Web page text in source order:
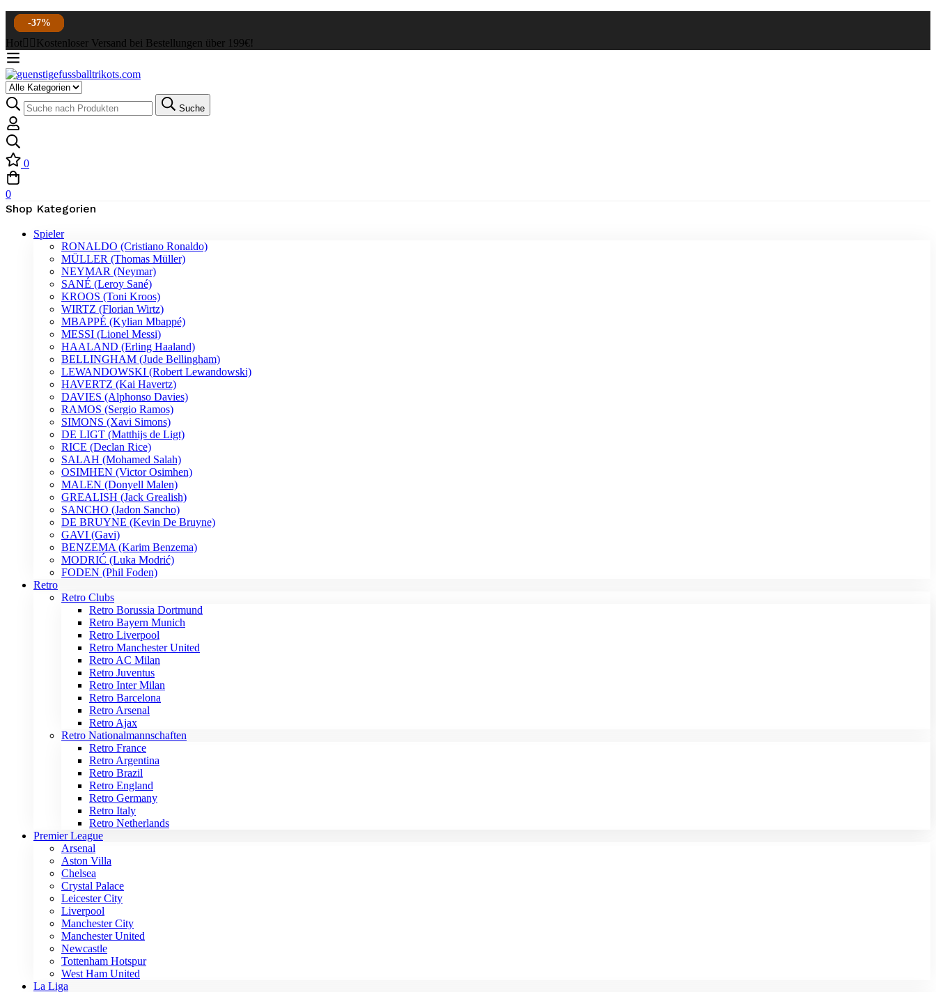
Hot ✌🏼Kostenloser Versand bei Bestellungen über 199€!
Suche
0
0
Shop Kategorien
Spieler
RONALDO (Cristiano Ronaldo)
MÜLLER (Thomas Müller)
NEYMAR (Neymar)
SANÉ (Leroy Sané)
KROOS (Toni Kroos)
WIRTZ (Florian Wirtz)
MBAPPÉ (Kylian Mbappé)
MESSI (Lionel Messi)
HAALAND (Erling Haaland)
BELLINGHAM (Jude Bellingham)
LEWANDOWSKI (Robert Lewandowski)
HAVERTZ (Kai Havertz)
DAVIES (Alphonso Davies)
RAMOS (Sergio Ramos)
SIMONS (Xavi Simons)
DE LIGT (Matthijs de Ligt)
RICE (Declan Rice)
SALAH (Mohamed Salah)
OSIMHEN (Victor Osimhen)
MALEN (Donyell Malen)
GREALISH (Jack Grealish)
SANCHO (Jadon Sancho)
DE BRUYNE (Kevin De Bruyne)
GAVI (Gavi)
BENZEMA (Karim Benzema)
MODRIĆ (Luka Modrić)
FODEN (Phil Foden)
Retro
Retro Clubs
Retro Borussia Dortmund
Retro Bayern Munich
Retro Liverpool
Retro Manchester United
Retro AC Milan
Retro Juventus
Retro Inter Milan
Retro Barcelona
Retro Arsenal
Retro Ajax
Retro Nationalmannschaften
Retro France
Retro Argentina
Retro Brazil
Retro England
Retro Germany
Retro Italy
Retro Netherlands
Premier League
Arsenal
Aston Villa
Chelsea
Crystal Palace
Leicester City
Liverpool
Manchester City
Manchester United
Newcastle
Tottenham Hotspur
West Ham United
La Liga
-37%
-41%
-37%
-37%